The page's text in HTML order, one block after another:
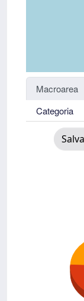
Macroarea
Categoria